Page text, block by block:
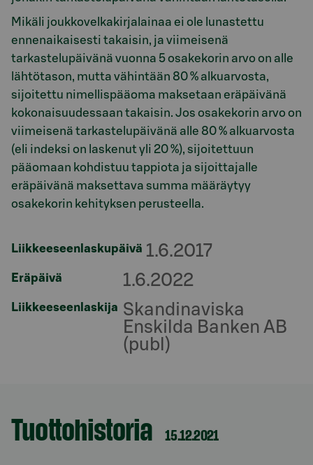
Mikäli joukkovelkakirjalainaa ei ole lunastettu
ennenaikaisesti takaisin, ja viimeisenä
tarkastelupäivänä vuonna 5 osakekorin arvo on alle
lähtötason, mutta vähintään 80 % alkuarvosta,
sijoitettu nimellispääoma maksetaan eräpäivänä
kokonaisuudessaan takaisin. Jos osakekorin arvo on
viimeisenä tarkastelupäivänä alle 80 % alkuarvosta
(eli indeksi on laskenut yli 20 %), sijoitettuun
pääomaan kohdistuu tappiota ja sijoittajalle
eräpäivänä maksettava summa määräytyy
osakekorin kehityksen perusteella.
Liikkeeseenlaskupäivä 1.6.2017
Eräpäivä 1.6.2022
Liikkeeseenlaskija Skandinaviska
Enskilda Banken AB
(publ)
Osio otsikolla
Tuottohistoria 15.12.2021